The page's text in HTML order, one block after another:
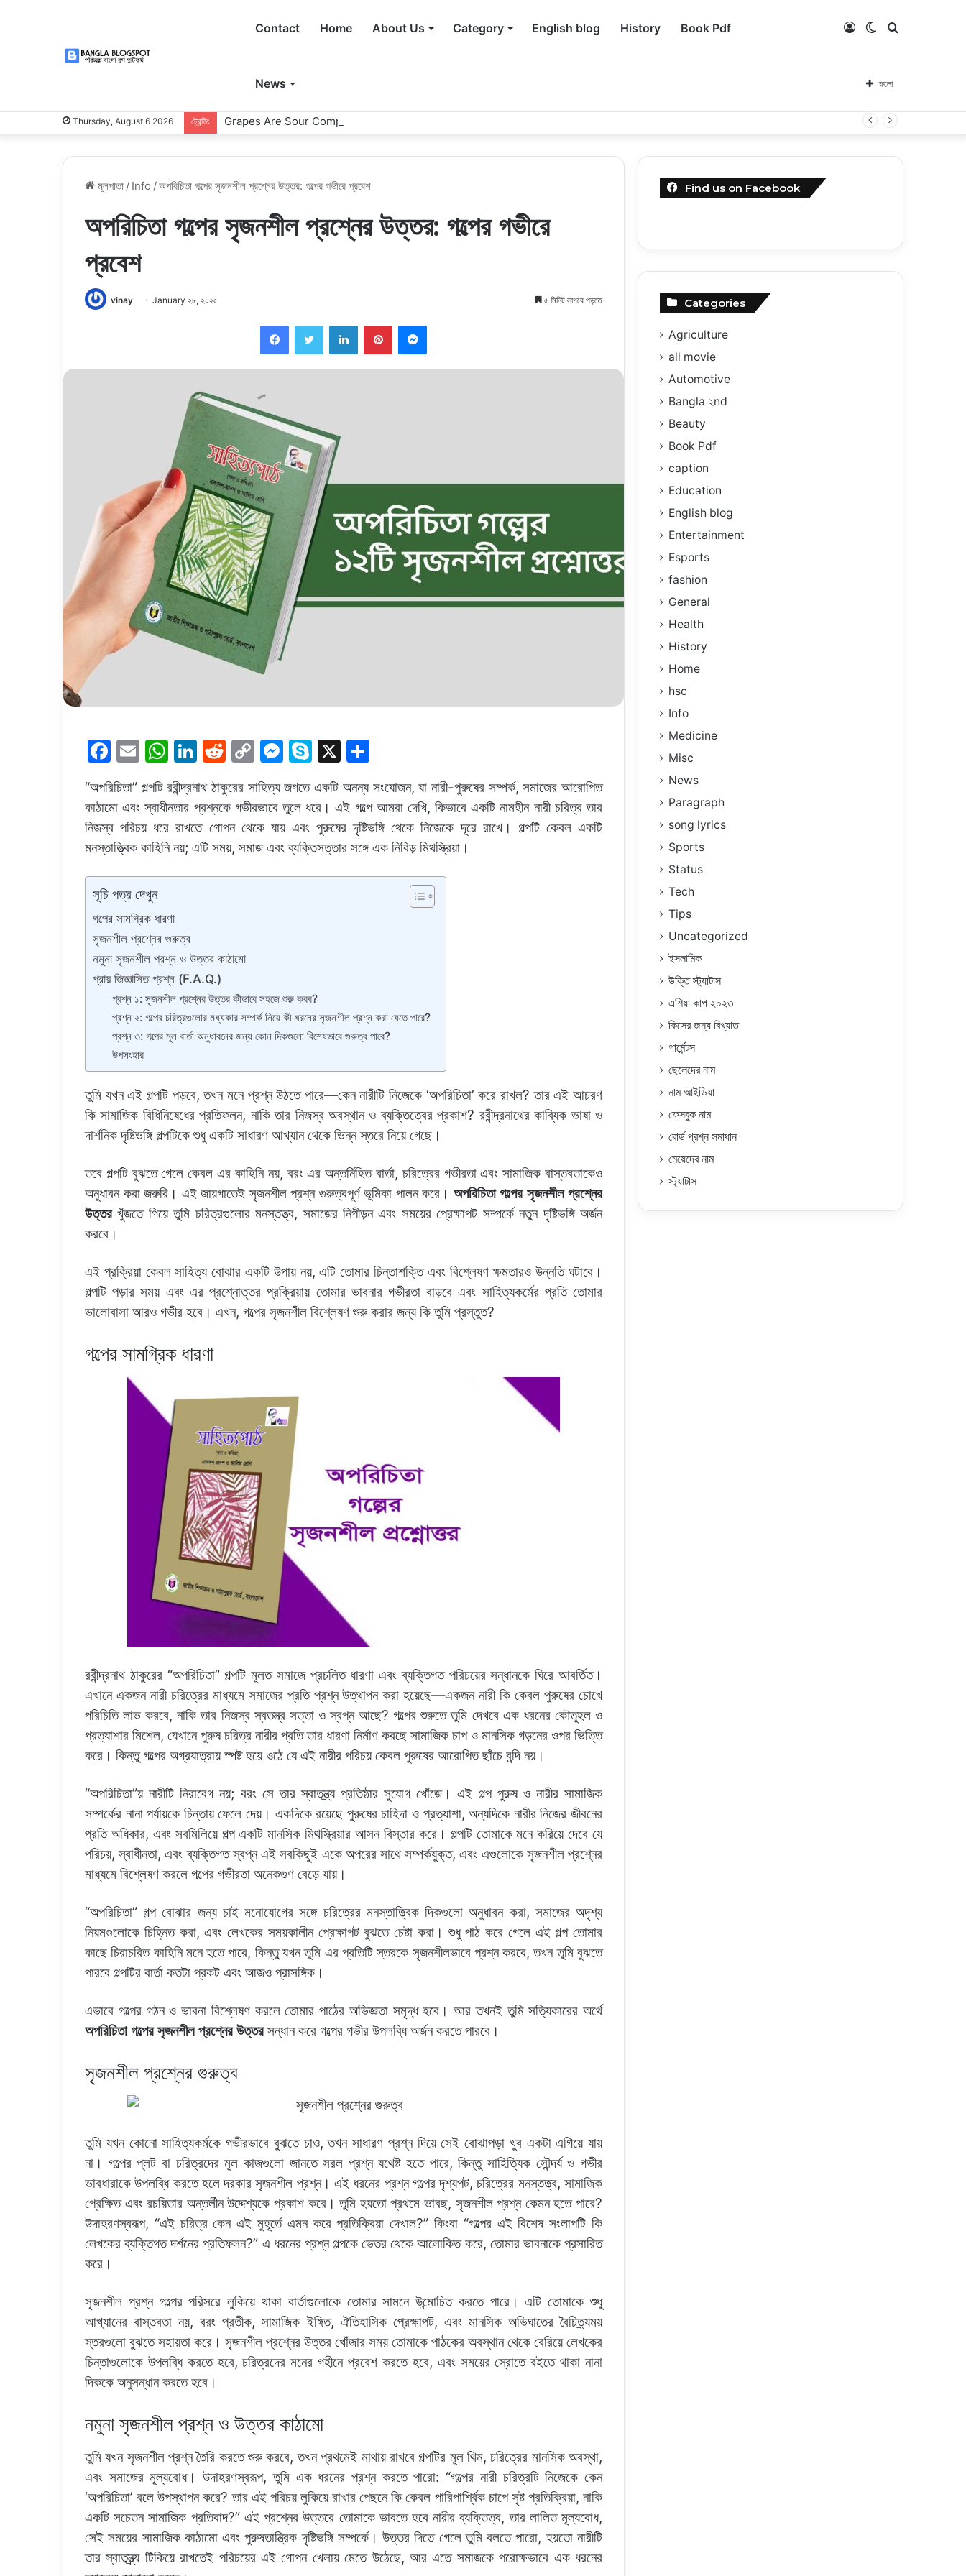
Contact Home About Us Category English blog History Book Pdf
News
কি
করবেন?
Switch
skin
Log
ফলো
Thursday, August 6 2026 ট্রেন্ডিং Grapes Are Sour Completing Story For 6, 7, 8 & SSC With Bangla Meaning
মূলপাতা / Info /অপরিচিতা গল্পের সৃজনশীল প্রশ্নের উত্তর: গল্পের গভীরে প্রবেশ
অপরিচিতা গল্পের সৃজনশীল প্রশ্নের উত্তর: গল্পের গভীরে
প্রবেশ
vinay January ২৮, ২০২৫ ৫ মিনিট লাগবে পড়তে
FacebookTwitterLinkedInPinterestMessenger
F
a
c
e
b
o
k
E
m
ai
l
W
h
at
s
A
Li
k
e
dI
R
d
di
t
C
o
p
y
Li
M
s
s
e
S
y
p
e
X
ar
e
“অপরিচিতা” গল্পটি রবীন্দ্রনাথ ঠাকুরের সাহিত্য জগতে একটি অনন্য সংযোজন, যা নারী-পুরুষের সম্পর্ক, সমাজের আরোপিত
কাঠামো এবং স্বাধীনতার প্রশ্নকে গভীরভাবে তুলে ধরে। এই গল্পে আমরা দেখি, কিভাবে একটি নামহীন নারী চরিত্র তার
নিজস্ব পরিচয় ধরে রাখতে গোপন থেকে যায় এবং পুরুষের দৃষ্টিভঙ্গি থেকে নিজেকে দূরে রাখে। গল্পটি কেবল একটি
মনস্তাত্ত্বিক কাহিনি নয়; এটি সময়, সমাজ এবং ব্যক্তিসত্তার সঙ্গে এক নিবিড় মিথস্ক্রিয়া।
সূচি পত্র দেখুন
গল্পের সামগ্রিক ধারণা
সৃজনশীল প্রশ্নের গুরুত্ব
নমুনা সৃজনশীল প্রশ্ন ও উত্তর কাঠামো
প্রায় জিজ্ঞাসিত প্রশ্ন (F.A.Q.)
প্রশ্ন ১: সৃজনশীল প্রশ্নের উত্তর কীভাবে সহজে শুরু করব?
প্রশ্ন ২: গল্পের চরিত্রগুলোর মধ্যকার সম্পর্ক নিয়ে কী ধরনের সৃজনশীল প্রশ্ন করা যেতে পারে?
প্রশ্ন ৩: গল্পের মূল বার্তা অনুধাবনের জন্য কোন দিকগুলো বিশেষভাবে গুরুত্ব পাবে?
উপসংহার
তুমি যখন এই গল্পটি পড়বে, তখন মনে প্রশ্ন উঠতে পারে—কেন নারীটি নিজেকে ‘অপরিচিতা’ করে রাখল? তার এই আচরণ
কি সামাজিক বিধিনিষেধের প্রতিফলন, নাকি তার নিজস্ব অবস্থান ও ব্যক্তিত্বের প্রকাশ? রবীন্দ্রনাথের কাব্যিক ভাষা ও
দার্শনিক দৃষ্টিভঙ্গি গল্পটিকে শুধু একটি সাধারণ আখ্যান থেকে ভিন্ন স্তরে নিয়ে গেছে।
তবে গল্পটি বুঝতে গেলে কেবল এর কাহিনি নয়, বরং এর অন্তর্নিহিত বার্তা, চরিত্রের গভীরতা এবং সামাজিক বাস্তবতাকেও
অনুধাবন করা জরুরি। এই জায়গাতেই সৃজনশীল প্রশ্ন গুরুত্বপূর্ণ ভূমিকা পালন করে। অপরিচিতা গল্পের সৃজনশীল প্রশ্নের
উত্তরখুঁজতে গিয়ে তুমি চরিত্রগুলোর মনস্তত্ত্ব, সমাজের নিপীড়ন এবং সময়ের প্রেক্ষাপট সম্পর্কে নতুন দৃষ্টিভঙ্গি অর্জন
করবে।
এই প্রক্রিয়া কেবল সাহিত্য বোঝার একটি উপায় নয়, এটি তোমার চিন্তাশক্তি এবং বিশ্লেষণ ক্ষমতারও উন্নতি ঘটাবে।
গল্পটি পড়ার সময় এবং এর প্রশ্নোত্তর প্রক্রিয়ায় তোমার ভাবনার গভীরতা বাড়বে এবং সাহিত্যকর্মের প্রতি তোমার
ভালোবাসা আরও গভীর হবে। এখন, গল্পের সৃজনশীল বিশ্লেষণ শুরু করার জন্য কি তুমি প্রস্তুত?
গল্পের সামগ্রিক ধারণা
রবীন্দ্রনাথ ঠাকুরের “অপরিচিতা” গল্পটি মূলত সমাজে প্রচলিত ধারণা এবং ব্যক্তিগত পরিচয়ের সন্ধানকে ঘিরে আবর্তিত।
এখানে একজন নারী চরিত্রের মাধ্যমে সমাজের প্রতি প্রশ্ন উত্থাপন করা হয়েছে—একজন নারী কি কেবল পুরুষের চোখে
পরিচিতি লাভ করবে, নাকি তার নিজস্ব স্বতন্ত্র সত্তা ও স্বপ্ন আছে? গল্পের শুরুতে তুমি দেখবে এক ধরনের কৌতূহল ও
প্রত্যাশার মিশেল, যেখানে পুরুষ চরিত্র নারীর প্রতি তার ধারণা নির্মাণ করছে সামাজিক চাপ ও মানসিক গড়নের ওপর ভিত্তি
করে। কিন্তু গল্পের অগ্রযাত্রায় স্পষ্ট হয়ে ওঠে যে এই নারীর পরিচয় কেবল পুরুষের আরোপিত ছাঁচে বন্দি নয়।
“অপরিচিতা”য় নারীটি নিরাবেগ নয়; বরং সে তার স্বাতন্ত্র্য প্রতিষ্ঠার সুযোগ খোঁজে। এই গল্প পুরুষ ও নারীর সামাজিক
সম্পর্কের নানা পর্যায়কে চিন্তায় ফেলে দেয়। একদিকে রয়েছে পুরুষের চাহিদা ও প্রত্যাশা, অন্যদিকে নারীর নিজের জীবনের
প্রতি অধিকার, এবং সবমিলিয়ে গল্প একটি মানসিক মিথস্ক্রিয়ার আসন বিস্তার করে। গল্পটি তোমাকে মনে করিয়ে দেবে যে
পরিচয়, স্বাধীনতা, এবং ব্যক্তিগত স্বপ্ন এই সবকিছুই একে অপরের সাথে সম্পর্কযুক্ত, এবং এগুলোকে সৃজনশীল প্রশ্নের
মাধ্যমে বিশ্লেষণ করলে গল্পের গভীরতা অনেকগুণ বেড়ে যায়।
“অপরিচিতা” গল্প বোঝার জন্য চাই মনোযোগের সঙ্গে চরিত্রের মনস্তাত্ত্বিক দিকগুলো অনুধাবন করা, সমাজের অদৃশ্য
নিয়মগুলোকে চিহ্নিত করা, এবং লেখকের সময়কালীন প্রেক্ষাপট বুঝতে চেষ্টা করা। শুধু পাঠ করে গেলে এই গল্প তোমার
কাছে চিরাচরিত কাহিনি মনে হতে পারে, কিন্তু যখন তুমি এর প্রতিটি স্তরকে সৃজনশীলভাবে প্রশ্ন করবে, তখন তুমি বুঝতে
পারবে গল্পটির বার্তা কতটা প্রকট এবং আজও প্রাসঙ্গিক।
এভাবে গল্পের গঠন ও ভাবনা বিশ্লেষণ করলে তোমার পাঠের অভিজ্ঞতা সমৃদ্ধ হবে। আর তখনই তুমি সত্যিকারের অর্থে
অপরিচিতা গল্পের সৃজনশীল প্রশ্নের উত্তরসন্ধান করে গল্পের গভীর উপলব্ধি অর্জন করতে পারবে।
সৃজনশীল প্রশ্নের গুরুত্ব
তুমি যখন কোনো সাহিত্যকর্মকে গভীরভাবে বুঝতে চাও, তখন সাধারণ প্রশ্ন দিয়ে সেই বোঝাপড়া খুব একটা এগিয়ে যায়
না। গল্পের প্লট বা চরিত্রদের মূল কাজগুলো জানতে সরল প্রশ্ন যথেষ্ট হতে পারে, কিন্তু সাহিত্যিক সৌন্দর্য ও গভীর
ভাবধারাকে উপলব্ধি করতে হলে দরকার সৃজনশীল প্রশ্ন। এই ধরনের প্রশ্ন গল্পের দৃশ্যপট, চরিত্রের মনস্তত্ত্ব, সামাজিক
প্রেক্ষিত এবং রচয়িতার অন্তর্লীন উদ্দেশ্যকে প্রকাশ করে। তুমি হয়তো প্রথমে ভাবছ, সৃজনশীল প্রশ্ন কেমন হতে পারে?
উদাহরণস্বরূপ, “এই চরিত্র কেন এই মুহূর্তে এমন করে প্রতিক্রিয়া দেখাল?” কিংবা “গল্পের এই বিশেষ সংলাপটি কি
লেখকের ব্যক্তিগত দর্শনের প্রতিফলন?” এ ধরনের প্রশ্ন গল্পকে ভেতর থেকে আলোকিত করে, তোমার ভাবনাকে প্রসারিত
করে।
সৃজনশীল প্রশ্ন গল্পের পরিসরে লুকিয়ে থাকা বার্তাগুলোকে তোমার সামনে উন্মোচিত করতে পারে। এটি তোমাকে শুধু
আখ্যানের বাস্তবতা নয়, বরং প্রতীক, সামাজিক ইঙ্গিত, ঐতিহাসিক প্রেক্ষাপট, এবং মানসিক অভিঘাতের বৈচিত্র্যময়
স্তরগুলো বুঝতে সহায়তা করে। সৃজনশীল প্রশ্নের উত্তর খোঁজার সময় তোমাকে পাঠকের অবস্থান থেকে বেরিয়ে লেখকের
চিন্তাগুলোকে উপলব্ধি করতে হবে, চরিত্রদের মনের গহীনে প্রবেশ করতে হবে, এবং সময়ের স্রোতে বইতে থাকা নানা
দিককে অনুসন্ধান করতে হবে।
নমুনা সৃজনশীল প্রশ্ন ও উত্তর কাঠামো
তুমি যখন সৃজনশীল প্রশ্ন তৈরি করতে শুরু করবে, তখন প্রথমেই মাথায় রাখবে গল্পটির মূল থিম, চরিত্রের মানসিক অবস্থা,
এবং সমাজের মূল্যবোধ। উদাহরণস্বরূপ, তুমি এক ধরনের প্রশ্ন করতে পারো: “গল্পের নারী চরিত্রটি নিজেকে কেন
‘অপরিচিতা’ বলে উপস্থাপন করে? তার এই পরিচয় লুকিয়ে রাখার পেছনে কি কেবল পারিপার্শ্বিক চাপে সৃষ্ট প্রতিক্রিয়া, নাকি
একটি সচেতন সামাজিক প্রতিবাদ?” এই প্রশ্নের উত্তরে তোমাকে ভাবতে হবে নারীর ব্যক্তিত্ব, তার লালিত মূল্যবোধ,
সেই সময়ের সামাজিক কাঠামো এবং পুরুষতান্ত্রিক দৃষ্টিভঙ্গি সম্পর্কে। উত্তর দিতে গেলে তুমি বলতে পারো, হয়তো নারীটি
তার স্বাতন্ত্র্য টিকিয়ে রাখতেই পরিচয়ের এই গোপন খেলায় মেতে উঠেছে, আর এতে সমাজকে পরোক্ষভাবে এক ধরনের
Find us on Facebook
Categories
Agriculture
all movie
Automotive
Bangla ২nd
Beauty
Book Pdf
caption
Education
English blog
Entertainment
Esports
fashion
General
Health
History
Home
hsc
Info
Medicine
Misc
News
Paragraph
song lyrics
Sports
Status
Tech
Tips
Uncategorized
ইসলামিক
উক্তি স্ট্যাটাস
এশিয়া কাপ ২০২৩
কিসের জন্য বিখ্যাত
গার্মেন্টস
ছেলেদের নাম
নাম আইডিয়া
ফেসবুক নাম
বোর্ড প্রশ্ন সমাধান
মেয়েদের নাম
স্ট্যাটাস